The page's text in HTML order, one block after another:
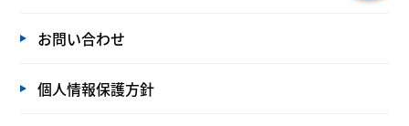
お問い合わせ
個人情報保護方針